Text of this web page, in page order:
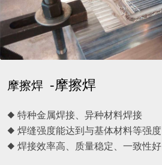
摩擦焊 -摩擦焊
◆ 特种金属焊接、异种材料焊接
◆ 焊缝强度能达到与基体材料等强度
◆ 焊接效率高、质量稳定、一致性好